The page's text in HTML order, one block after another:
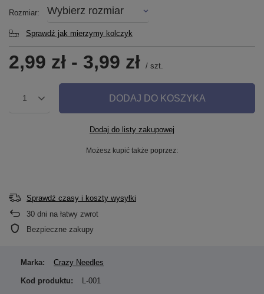
Rozmiar Wybierz rozmiar
Sprawdź jak mierzymy kolczyk
2,99 zł - 3,99 zł / szt.
1 DODAJ DO KOSZYKA
Dodaj do listy zakupowej
Możesz kupić także poprzez:
Sprawdź czasy i koszty wysyłki
30 dni na łatwy zwrot
Bezpieczne zakupy
Marka: Crazy Needles
Kod produktu: L-001